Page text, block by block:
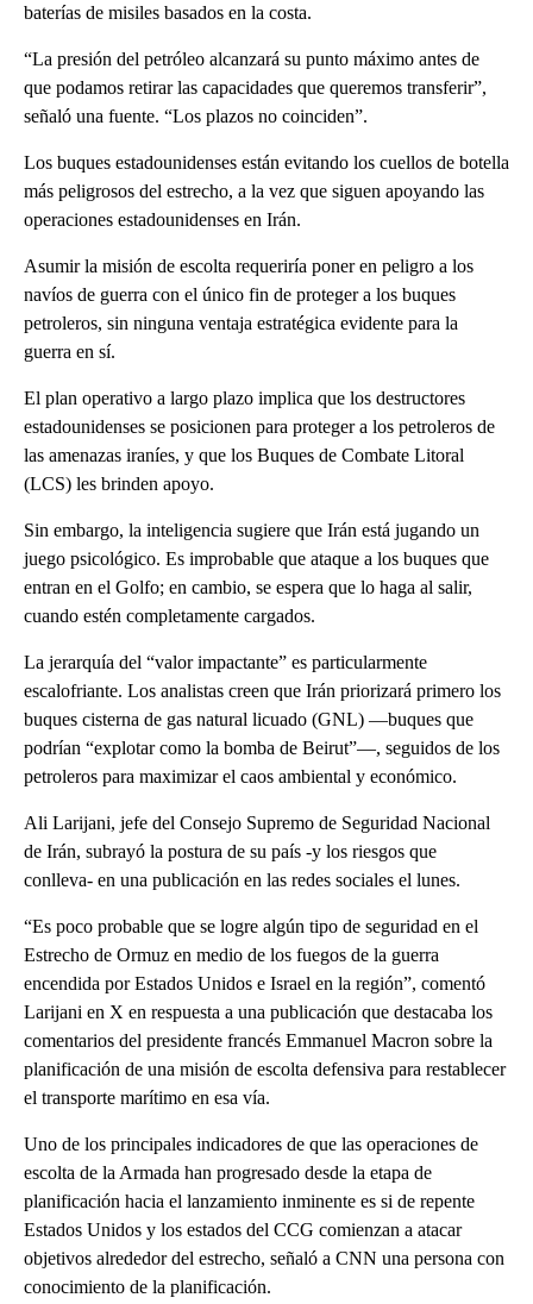
baterías de misiles basados ​​en la costa.
“La presión del petróleo alcanzará su punto máximo antes de
que podamos retirar las capacidades que queremos transferir”,
señaló una fuente. “Los plazos no coinciden”.
Los buques estadounidenses están evitando los cuellos de botella
más peligrosos del estrecho, a la vez que siguen apoyando las
operaciones estadounidenses en Irán.
Asumir la misión de escolta requeriría poner en peligro a los
navíos de guerra con el único fin de proteger a los buques
petroleros, sin ninguna ventaja estratégica evidente para la
guerra en sí.
El plan operativo a largo plazo implica que los destructores
estadounidenses se posicionen para proteger a los petroleros de
las amenazas iraníes, y que los Buques de Combate Litoral
(LCS) les brinden apoyo.
Sin embargo, la inteligencia sugiere que Irán está jugando un
juego psicológico. Es improbable que ataque a los buques que
entran en el Golfo; en cambio, se espera que lo haga al salir,
cuando estén completamente cargados.
La jerarquía del “valor impactante” es particularmente
escalofriante. Los analistas creen que Irán priorizará primero los
buques cisterna de gas natural licuado (GNL) —buques que
podrían “explotar como la bomba de Beirut”—, seguidos de los
petroleros para maximizar el caos ambiental y económico.
Ali Larijani, jefe del Consejo Supremo de Seguridad Nacional
de Irán, subrayó la postura de su país -y los riesgos que
conlleva- en una publicación en las redes sociales el lunes.
“Es poco probable que se logre algún tipo de seguridad en el
Estrecho de Ormuz en medio de los fuegos de la guerra
encendida por Estados Unidos e Israel en la región”, comentó
Larijani en X en respuesta a una publicación que destacaba los
comentarios del presidente francés Emmanuel Macron sobre la
planificación de una misión de escolta defensiva para restablecer
el transporte marítimo en esa vía.
Uno de los principales indicadores de que las operaciones de
escolta de la Armada han progresado desde la etapa de
planificación hacia el lanzamiento inminente es si de repente
Estados Unidos y los estados del CCG comienzan a atacar
objetivos alrededor del estrecho, señaló a CNN una persona con
conocimiento de la planificación.